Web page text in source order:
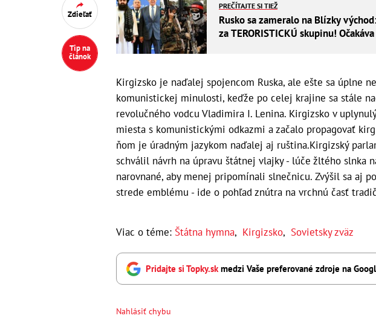
Zdieľať
Tip na
článok
PREČÍTAJTE SI TIEŽ
Rusko sa zameralo na Blízky
za TERORISTICKÚ skupinu!
Kirgizsko je naďalej spojencom Ruska, ale ešte sa úplne
komunistickej minulosti, keďže po celej krajine sa stále
revolučného vodcu Vladimira I. Lenina. Kirgizsko v
miesta s komunistickými odkazmi a začalo propagovať
ňom je úradným jazykom naďalej aj ruština.Kirgizský
schválil návrh na úpravu štátnej vlajky - lúče žltého slnka
narovnané, aby menej pripomínali slnečnicu. Zvýšil sa aj
strede emblému - ide o pohľad znútra na vrchnú časť
Viac o téme: Štátna hymna, Kirgizsko, Sovietsky zväz
Pridajte si Topky.sk medzi Vaše preferované zdroje na
Nahlásiť chybu